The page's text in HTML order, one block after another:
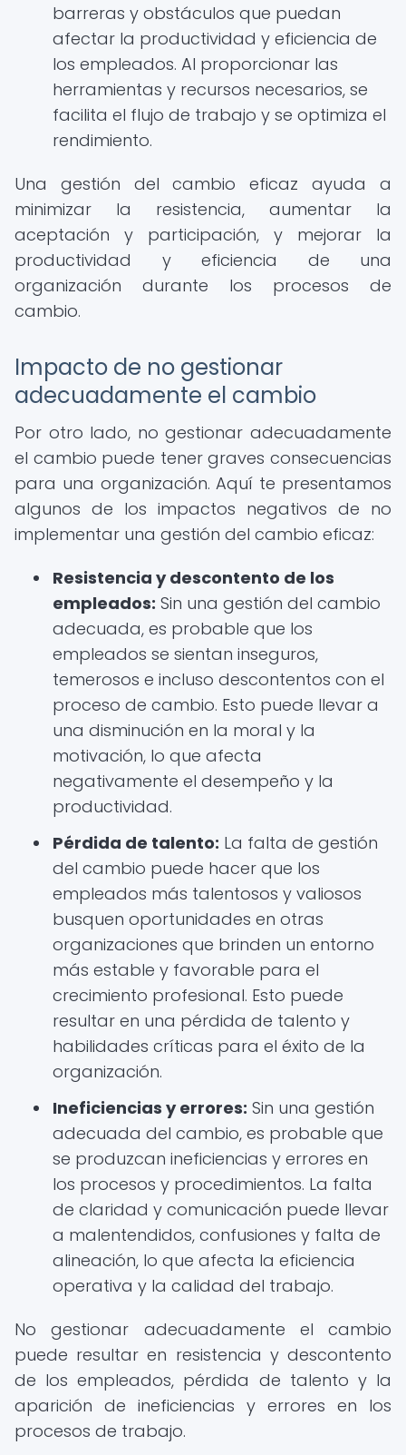
barreras y obstáculos que puedan
afectar la productividad y eficiencia de
los empleados. Al proporcionar las
herramientas y recursos necesarios, se
facilita el flujo de trabajo y se optimiza el
rendimiento.
Una gestión del cambio eficaz ayuda a
minimizar la resistencia, aumentar la
aceptación y participación, y mejorar la
productividad y eficiencia de una
organización durante los procesos de
cambio.
Impacto de no gestionar
adecuadamente el cambio
Por otro lado, no gestionar adecuadamente
el cambio puede tener graves consecuencias
para una organización. Aquí te presentamos
algunos de los impactos negativos de no
implementar una gestión del cambio eficaz:
Resistencia y descontento de los
empleados: Sin una gestión del cambio
adecuada, es probable que los
empleados se sientan inseguros,
temerosos e incluso descontentos con el
proceso de cambio. Esto puede llevar a
una disminución en la moral y la
motivación, lo que afecta
negativamente el desempeño y la
productividad.
Pérdida de talento: La falta de gestión
del cambio puede hacer que los
empleados más talentosos y valiosos
busquen oportunidades en otras
organizaciones que brinden un entorno
más estable y favorable para el
crecimiento profesional. Esto puede
resultar en una pérdida de talento y
habilidades críticas para el éxito de la
organización.
Ineficiencias y errores: Sin una gestión
adecuada del cambio, es probable que
se produzcan ineficiencias y errores en
los procesos y procedimientos. La falta
de claridad y comunicación puede llevar
a malentendidos, confusiones y falta de
alineación, lo que afecta la eficiencia
operativa y la calidad del trabajo.
No gestionar adecuadamente el cambio
puede resultar en resistencia y descontento
de los empleados, pérdida de talento y la
aparición de ineficiencias y errores en los
procesos de trabajo.